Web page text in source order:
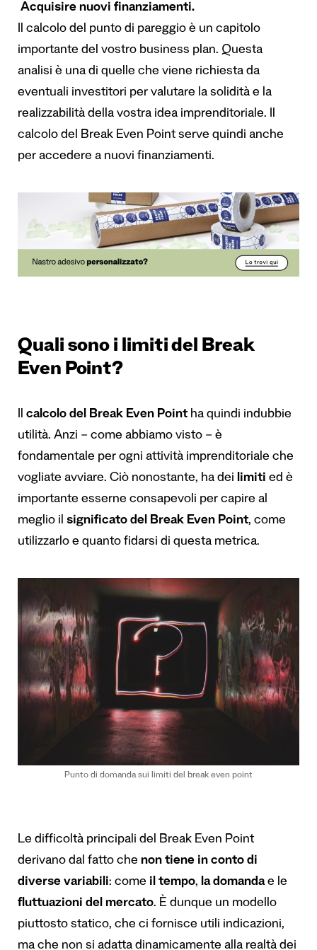
Acquisire nuovi finanziamenti.
Il calcolo del punto di pareggio è un capitolo
importante del vostro business plan. Questa
analisi è una di quelle che viene richiesta da
eventuali investitori per valutare la solidità e la
realizzabilità della vostra idea imprenditoriale. Il
calcolo del Break Even Point serve quindi anche
per accedere a nuovi finanziamenti.
Quali sono i limiti del Break
Even Point?
Il calcolo del Break Even Point ha quindi indubbie
utilità. Anzi – come abbiamo visto – è
fondamentale per ogni attività imprenditoriale che
vogliate avviare. Ciò nonostante, ha dei limiti ed è
importante esserne consapevoli per capire al
meglio il significato del Break Even Point, come
utilizzarlo e quanto fidarsi di questa metrica.
Punto di domanda sui limiti del break even point
Le difficoltà principali del Break Even Point
derivano dal fatto che non tiene in conto di
diverse variabili: come il tempo, la domandae le
fluttuazioni del mercato. È dunque un modello
piuttosto statico, che ci fornisce utili indicazioni,
ma che non si adatta dinamicamente alla realtà dei